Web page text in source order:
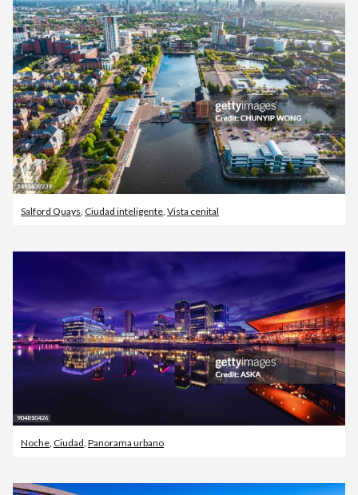
Salford Quays, Ciudad inteligente, Vista cenital
Noche Ciudad Panorama urbano